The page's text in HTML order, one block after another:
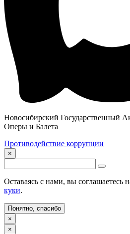
Новосибирский Государственный
Оперы и Балета
Противодействие коррупции
×
Оставаясь с нами, вы соглашаетесь
куки.
Понятно, спасибо
×
×